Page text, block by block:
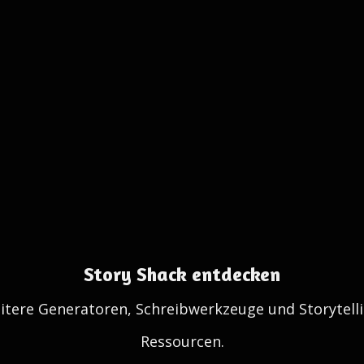
Story Shack entdecken
Generatoren, Schreibwerkzeuge und
Ressourcen.